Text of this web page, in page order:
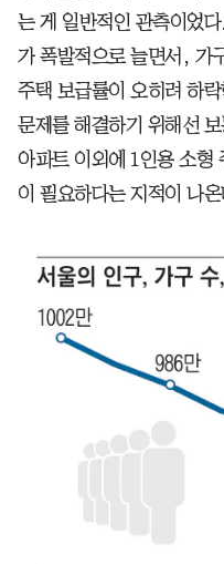
는 게 일반적인 관측이었
가 폭발적으로 늘면서, 가
주택 보급률이 오히려 하
문제를 해결하기 위해선
아파트 이외에 1인용 소형
이 필요하다는 지적이 나